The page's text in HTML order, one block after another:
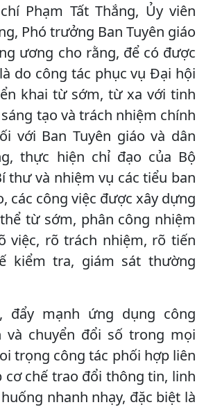
Phạm Tất Thắng, Ủy viên
Phó trưởng Ban Tuyên giáo
ương cho rằng, để có được
do công tác phục vụ Đại hội
khai từ sớm, từ xa với tinh
tạo và trách nhiệm chính
với Ban Tuyên giáo và dân
thực hiện chỉ đạo của Bộ
thư và nhiệm vụ các tiểu ban
các công việc được xây dựng
từ sớm, phân công nhiệm
việc, rõ trách nhiệm, rõ tiến
kiểm tra, giám sát thường
đẩy mạnh ứng dụng công
và chuyển đổi số trong mọi
trọng công tác phối hợp liên
cơ chế trao đổi thông tin, linh
nhanh nhạy, đặc biệt là